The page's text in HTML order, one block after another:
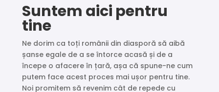
Suntem aici pentru
tine
Ne dorim ca toți românii din diasporă să aibă
șanse egale de a se întorce acasă și de a
începe o afacere în țară, așa că spune-ne cum
putem face acest proces mai ușor pentru tine.
Noi promitem să revenim cât de repede cu